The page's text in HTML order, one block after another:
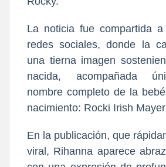
La noticia fue compartida
redes sociales, donde la
una tierna imagen
nacida, acompañada
nombre completo de la
nacimiento: Rocki Irish
En la publicación, que
viral, Rihanna aparece